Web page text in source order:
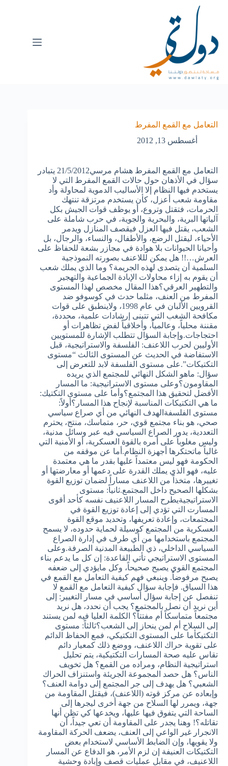
التعامل مع القمع المفرط
أغسطس 13, 2012
التعامل مع القمع المفرط هشام مرسي21/5/2012 يتبادر
سؤال في الأذهان حول حالات القمع المفرط التي لا
يستخدم فيها النظام إلا الأساليب الدموية لمحاولة وأد
مقاومة شعب أعزل، كأن يستخدم مرتزقة تنتهك
الحرمات، فتقتل وتروع، أو يوظف قوات الجيش بكل
آلياتها البرية، والبحرية والجوية، في حرب شاملة على
الشعب، يقتل فيها العزل فيقصف المنازل ويدمر
الأحياء، ليقتل الرضع، والأطفال، والنساء، والرجال، بل
وأحيانا الحيوانات بلا هوادة في مجازر بشعة للحفاظ على
العرش…!! هل يمكن لللاعنف بصورته النموذجية
السلمية أن يتصدى لهذه الجريمة؟ وما الذي يملك شعب
أن يقوم به إزاء محاولات الإبادة الجماعية والتهجير
والتطهير العرقي؟هذا المقال مخصص لهذا المستوى
المفرط من العنف، مثلما حدث في كوسوفو ضد
القرويين الألبان في عام 1998، ولاينطبق على قوات
مكافحة الشغب التي تتبنى إرشادات علمية، محددة،
مقننة محلياً، وعالمياً، وأخلاقياً لفض تظاهرات أو
احتجاجات.وإجابة السؤال تتطلب الإشارة للمستويين
الأوليين لحرب اللاعنف: الفلسفة والاستراتيجية، قبل
الاستفاضة في الحديث عن المستوى الثالث “مستوى
التكتيكات”.على مستوى الفلسفة لابد للتعرض إلى
سؤال: ماهو الشكل النهائي للمجتمع الذي يريده
المقاومون؟وعلى مستوى الاستراتيجية: ما المسار
الأفضل لتحقيق هذا المجتمع؟وأما على مستوى التكتيك:
ما هي التكتيكات المناسبة لإنجاح هذا المسار؟أولاً:
مستوى الفلسفةالهدف النهائي من أي صراع سياسي
صحي، هو بناء مجتمع قوي، حر، متماسك، منتج، يحترم
التعددية، يدور الصراع السياسي فيه عبر وسائل مدنية،
وليس مغلوباً على أمره بالقوة العسكرية، أو الأمنية التي
غالباً ماتحتكرها أجهزة النظام.أما عن موقفه من
الحكومة فهو ليس معتمداً عليها بقدر ما هي معتمدة
عليه، فهو الذي يملك القدرة على دعمها أو معارضتها أو
تغييرها، متخذاً من اللاعنف مساراً لضمان توزيع القوة
بشكلها الصحيح داخل المجتمع.ثانياً: مستوى
الاستراتيجيةيطرح المسار اللاعنيف نفسه كأحد أقوى
المسارت التي تؤدي إلى إعادة توزيع القوة في
المجتمعات، وإعادة تعريفها، وتحديد موقع القوة
العسكرية من المجتمع كوسيلة لحماية حدوده، لا يسمح
المجتمع باستخدامها من أي طرف في إدارة الصراع
السياسي الداخلي، ذي الطبيعة المدنية الصرفة.وعلى
المستوى الاستراتيجي تأتي القاعدة: إن كل ما يدعم بناء
المجتمع القوي يصبح صحيحاً، وكل مايؤدي إلى ضعفه
يصبح مرفوضاً. وينبغي فهم كيفية التعامل مع القمع في
هذا السياق. فإجابة سؤال كيفية التعامل مع القمع لا
تنفصل عن إجابة سؤال أساسي في مسار التغيير: إلى
أين نريد أن نصل بالمجتمع؟ يجب أن نحدد، هل نريد
مجتمعاً متماسكاً أم مفتتاً؟ الكلمة العليا فيه لمن يستند
إلى السلاح أم لمن ينحاز إلى الشعب؟ثالثاً: مستوى
التكتيكأما على المستوى التكتيكي، فمع الحفاظ الدائم
على تقوية حراك اللاعنف، ووضع ذلك كمعيار دائم
تقاس عليه صحة المسارات التكتيكية، يتم تحليل
استراتيجية النظام، ومراده من القمع؟ هل تخويف
الناس؟ هل حصد المجموعة الجريئة واستنزاف الحراك
الشعبي؟ هل يهدف إلى جر المجتمع إلى دوامة العنف؟
وإبعاده عن مركز قوته (اللاعنف)، فيقتل المقاومة من
جهة، ويمرر لها السلاح من جهة أخرى ليجرها إلى
الساحة التي يتفوق فيها عليها، ويخدعها كي تظن أنها
تقاتله؟! وهنا يجدر على المقاومة أن تعي جيداً، أن
الانجرار غير الواعي إلى العنف، يضعف الحركة المقاومة
ولا يقويها، وإن الضابط الأساسي لاستخدام بعض
التكتيكات العنيفة إن لزم الأمر، هو الدفاع عن المسار
اللاعنيف، في مقابل عمليات قصف وإبادة وحشية